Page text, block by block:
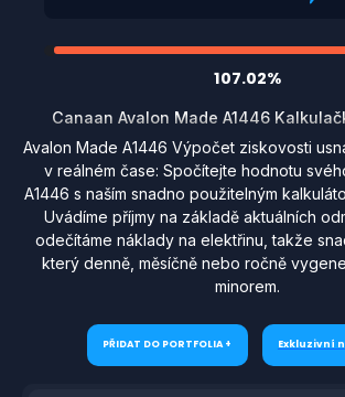
107.02%
Canaan Avalon Made A1446
Avalon Made A1446 Výpočet ziskovosti
v reálném čase: Spočítejte hodnotu
A1446 s naším snadno použitelným
Uvádíme příjmy na základě aktuálních
odečítáme náklady na elektřinu, takže
který denně, měsíčně nebo ročně
minorem.
PŘIDAT DO PORTFOLIA + Exkluzivní